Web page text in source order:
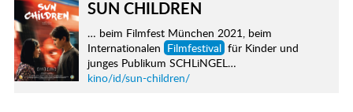
SUN CHILDREN
… beim Filmfest München 2021, beim
Internationalen Filmfestival für Kinder und
junges Publikum SCHLiNGEL…
kino/id/sun-children/